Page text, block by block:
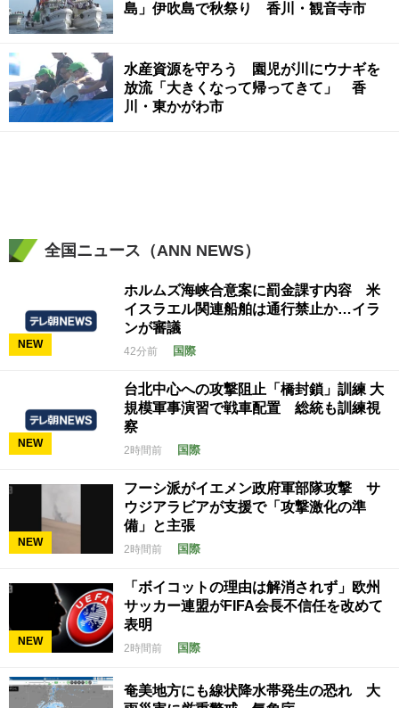
島」伊吹島で秋祭り 香川・観音寺市
水産資源を守ろう 園児が川にウナギを
放流「大きくなって帰ってきて」 香
川・東かがわ市
全国ニュース（ANN NEWS）
NEW
ホルムズ海峡合意案に罰金課す内容 米
イスラエル関連船舶は通行禁止か…イラ
ンが審議
42分前 国際
NEW
台北中心への攻撃阻止「橋封鎖」訓練 大
規模軍事演習で戦車配置 総統も訓練視
察
2時間前 国際
NEW
フーシ派がイエメン政府軍部隊攻撃 サ
ウジアラビアが支援で「攻撃激化の準
備」と主張
2時間前 国際
NEW
「ボイコットの理由は解消されず」欧州
サッカー連盟がFIFA会長不信任を改めて
表明
2時間前 国際
奄美地方にも線状降水帯発生の恐れ 大